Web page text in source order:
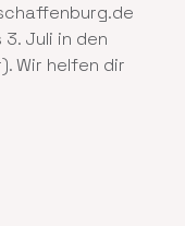
Juli in den
Wir helfen dir